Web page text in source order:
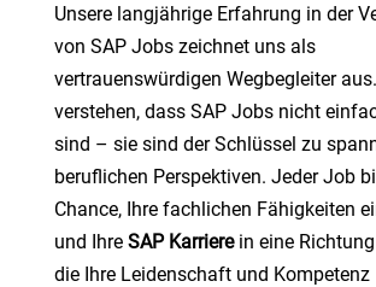
Unsere langjährige Erfahrung in der
von SAP Jobs zeichnet uns als
vertrauenswürdigen Wegbegleiter
verstehen, dass SAP Jobs nicht
sind – sie sind der Schlüssel zu
beruflichen Perspektiven. Jeder Job
Chance, Ihre fachlichen Fähigkeiten
und Ihre SAP Karrierein eine
die Ihre Leidenschaft und Kompetenz